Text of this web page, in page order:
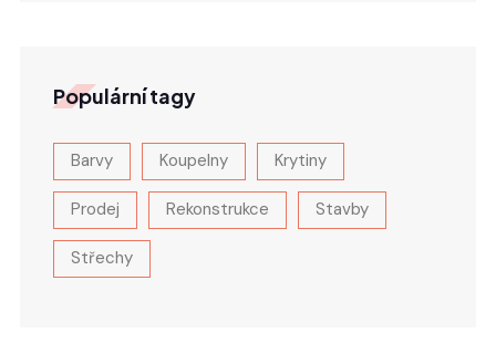
Populární tagy
Barvy Koupelny Krytiny
Prodej Rekonstrukce Stavby
Střechy